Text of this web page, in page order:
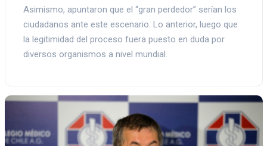
Asimismo, apuntaron que el “gran perdedor” serían los
ciudadanos ante este escenario. Lo anterior, luego que
la legitimidad del proceso fuera puesto en duda por
diversos organismos a nivel mundial.